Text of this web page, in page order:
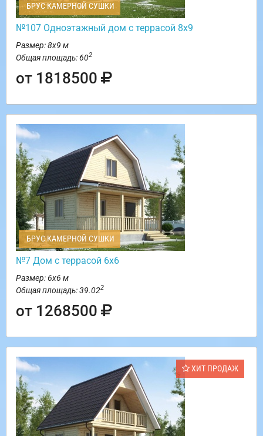
БРУС КАМЕРНОЙ СУШКИ
№107 Одноэтажный дом с террасой 8х9
Размер: 8х9 м
Общая площадь: 602
от 1818500
БРУС КАМЕРНОЙ СУШКИ
№7 Дом с террасой 6х6
Размер: 6х6 м
Общая площадь: 39.022
от 1268500
ХИТ ПРОДАЖ